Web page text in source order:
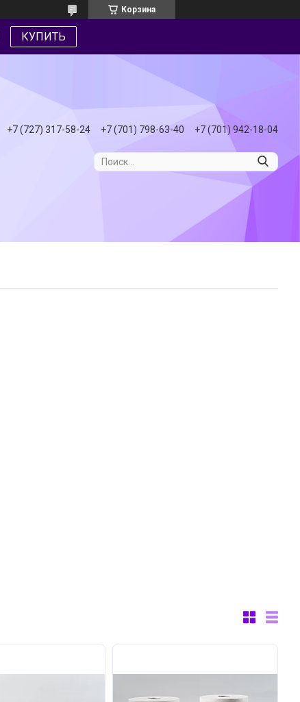
Корзина
КУПИТЬ
+7 (727) 317-58-24 +7 (701) 798-63-40 +7 (701) 942-18-04